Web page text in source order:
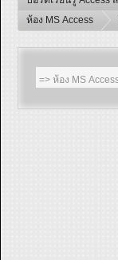
ห้อง MS Access